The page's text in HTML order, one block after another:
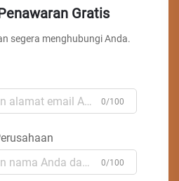
Gratis
segera menghubungi Anda.
0/100
0/100